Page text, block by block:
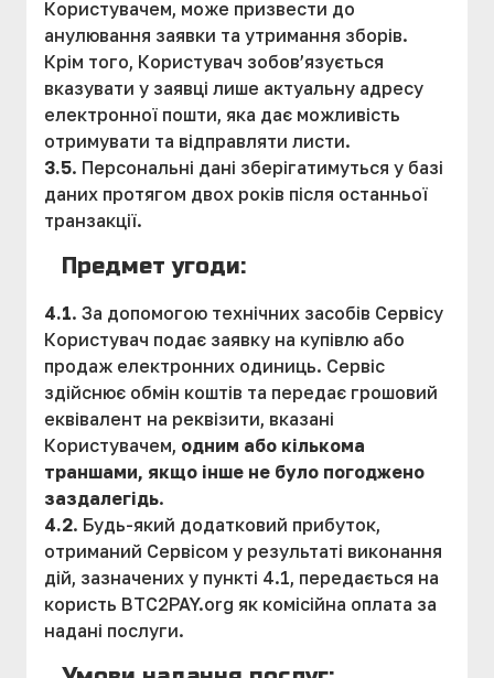
Користувачем, може призвести до
анулювання заявки та утримання зборів.
Крім того, Користувач зобов’язується
вказувати у заявці лише актуальну адресу
електронної пошти, яка дає можливість
отримувати та відправляти листи.
3.5. Персональні дані зберігатимуться у базі
даних протягом двох років після останньої
транзакції.
Предмет угоди:
4.1. За допомогою технічних засобів Сервісу
Користувач подає заявку на купівлю або
продаж електронних одиниць. Сервіс
здійснює обмін коштів та передає грошовий
еквівалент на реквізити, вказані
Користувачем, одним або кількома
траншами, якщо інше не було погоджено
заздалегідь.
4.2. Будь-який додатковий прибуток,
отриманий Сервісом у результаті виконання
дій, зазначених у пункті 4.1, передається на
користь BTC2PAY.org як комісійна оплата за
надані послуги.